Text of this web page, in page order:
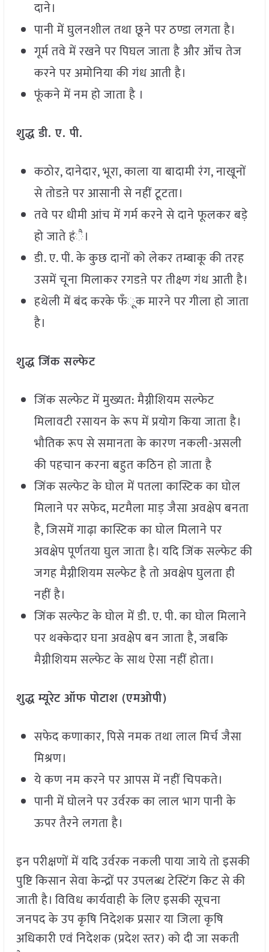
दाने।
पानी में घुलनशील तथा छूने पर ठण्डा लगता है।
गूर्म तवे में रखने पर पिघल जाता है और ऑंच तेज
करने पर अमोनिया की गंध आती है।
फूंकने में नम हो जाता है ।
शुद्ध डी. ए. पी.
कठोर, दानेदार, भूरा, काला या बादामी रंग, नाखूनों
से तोडऩे पर आसानी से नहीं टूटता।
तवे पर धीमी आंच में गर्म करने से दाने फूलकर बड़े
हो जाते हंै।
डी. ए. पी. के कुछ दानों को लेकर तम्बाकू की तरह
उसमें चूना मिलाकर रगडऩे पर तीक्ष्ण गंध आती है।
हथेली में बंद करके फॅंूक मारने पर गीला हो जाता
है।
शुद्ध जिंक सल्फेट
जिंक सल्फेट में मुख्यत: मैग्नीशियम सल्फेट
मिलावटी रसायन के रूप में प्रयोग किया जाता है।
भौतिक रूप से समानता के कारण नकली-असली
की पहचान करना बहुत कठिन हो जाता है
जिंक सल्फेट के घोल में पतला कास्टिक का घोल
मिलाने पर सफेद, मटमैला माड़ जैसा अवक्षेप बनता
है, जिसमें गाढ़ा कास्टिक का घोल मिलाने पर
अवक्षेप पूर्णतया घुल जाता है। यदि जिंक सल्फेट की
जगह मैग्नीशियम सल्फेट है तो अवक्षेप घुलता ही
नहीं है।
जिंक सल्फेट के घोल में डी. ए. पी. का घोल मिलाने
पर थक्केदार घना अवक्षेेप बन जाता है, जबकि
मैग्नीशियम सल्फेट के साथ ऐसा नहीं होता।
शुद्ध म्यूरेट ऑफ पोटाश (एमओपी)
सफेद कणाकार, पिसे नमक तथा लाल मिर्च जैसा
मिश्रण।
ये कण नम करने पर आपस में नहीं चिपकते।
पानी में घोलने पर उर्वरक का लाल भाग पानी के
ऊपर तैरने लगता है।
इन परीक्षणों में यदि उर्वरक नकली पाया जाये तो इसकी
पुष्टि किसान सेवा केन्द्रों पर उपलब्ध टेस्टिंग किट से की
जाती है। विविध कार्यवाही के लिए इसकी सूचना
जनपद के उप कृषि निदेशक प्रसार या जिला कृषि
अधिकारी एवं निदेशक (प्रदेश स्तर) को दी जा सकती